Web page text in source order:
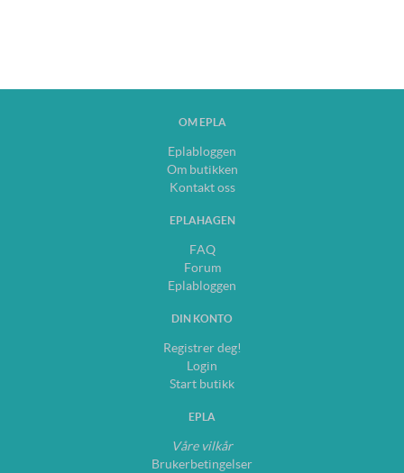
OM EPLA
Eplabloggen
Om butikken
Kontakt oss
EPLAHAGEN
FAQ
Forum
Eplabloggen
DIN KONTO
Registrer deg!
Login
Start butikk
EPLA
Våre vilkår
Brukerbetingelser